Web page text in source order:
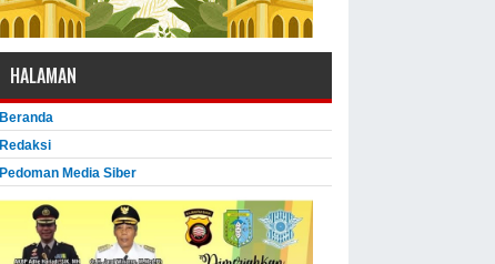
HALAMAN
Beranda
Redaksi
Pedoman Media Siber